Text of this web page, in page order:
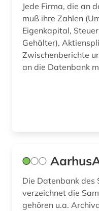
ausgrabung (2)
ausland (1)
ausschreibung (1)
aussprache (1)
ausstellung (1)
Jede Firma, die an
muß ihre Zahlen
Eigenkapital,
Gehälter),
Zwischenberichte
an die Datenbank
Die Datenbank des
verzeichnet die
gehören u.a.